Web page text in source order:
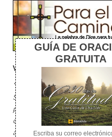
Vale la pena esperar
"Por tanto, hermanos,
Señor. Miren cómo espera
precioso fruto y con qué
de lluvia. Así también
aguarden con paciencia la